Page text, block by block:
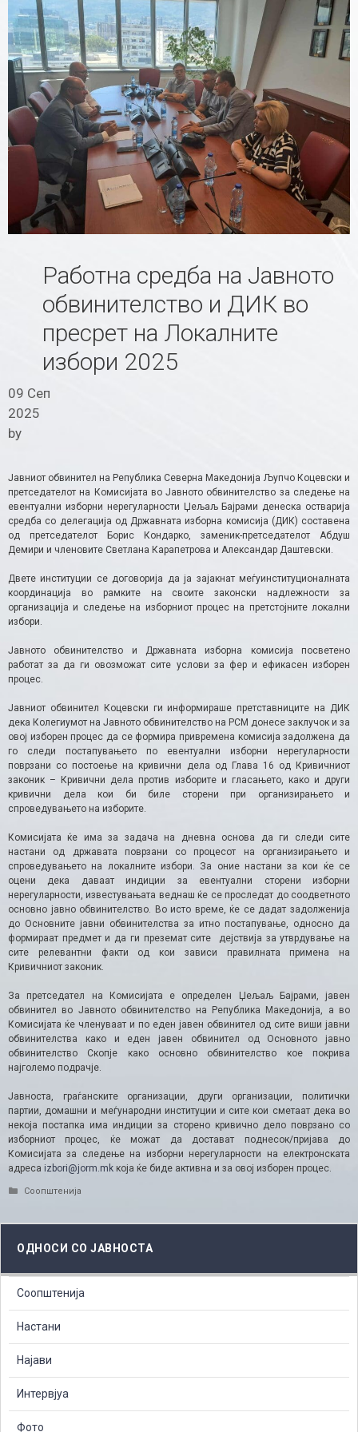
Работна средба на Јавното
обвинителство и ДИК во
пресрет на Локалните
избори 2025
09 Сеп
2025
by
Јавниот обвинител на Република Северна Македонија Љупчо Коцевски и
претседателот на Комисијата во Јавното обвинителство за следење на
евентуални изборни нерегуларности Џељаљ Бајрами денеска остварија
средба со делегација од Државната изборна комисија (ДИК) составена
од претседателот Борис Кондарко, заменик-претседателот Абдуш
Демири и членовите Светлана Карапетрова и Александар Даштевски.
Двете институции се договорија да ја зајакнат меѓуинституционалната
координација во рамките на своите законски надлежности за
организација и следење на изборниот процес на претстојните локални
избори.
Јавното обвинителство и Државната изборна комисија посветено
работат за да ги овозможат сите услови за фер и ефикасен изборен
процес.
Јавниот обвинител Коцевски ги информираше претставниците на ДИК
дека Колегиумот на Јавното обвинителство на РСМ донесе заклучок и за
овој изборен процес да се формира привремена комисија задолжена да
го следи постапувањето по евентуални изборни нерегуларности
поврзани со постоење на кривични дела од Глава 16 од Кривичниот
законик – Кривични дела против изборите и гласањето, како и други
кривични дела кои би биле сторени при организирањето и
спроведувањето на изборите.
Комисијата ќе има за задача на дневна основа да ги следи сите
настани од државата поврзани со процесот на организирањето и
спроведувањето на локалните избори. За оние настани за кои ќе се
оцени дека даваат индиции за евентуални сторени изборни
нерегуларности, известувањата веднаш ќе се проследат до соодветното
основно јавно обвинителство. Во исто време, ќе се дадат задолженија
до Основните јавни обвинителства за итно постапување, односно да
формираат предмет и да ги преземат сите дејствија за утврдување на
сите релевантни факти од кои зависи правилната примена на
Кривичниот законик.
За претседател на Комисијата е определен Џељаљ Бајрами, јавен
обвинител во Јавното обвинителство на Република Македонија, а во
Комисијата ќе членуваат и по еден јавен обвинител од сите виши јавни
обвинителства како и еден јавен обвинител од Основното јавно
обвинителство Скопје како основно обвинителство кое покрива
најголемо подрачје.
Јавноста, граѓанските организации, други организации, политички
партии, домашни и меѓународни институции и сите кои сметаат дека во
некоја постапка има индиции за сторено кривично дело поврзано со
изборниот процес, ќе можат да достават поднесок/пријава до
Комисијата за следење на изборни нерегуларности на електронската
адреса izbori@jorm.mk која ќе биде активна и за овој изборен процес.
Categories
Соопштенија
ОДНОСИ СО ЈАВНОСТА
Соопштенија
Настани
Најави
Интервјуа
Фото